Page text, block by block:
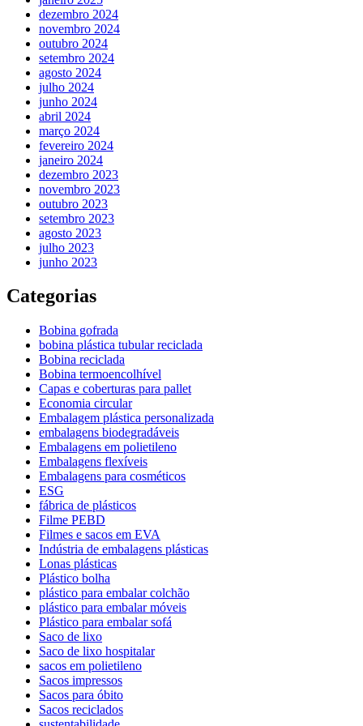
dezembro 2024
novembro 2024
outubro 2024
setembro 2024
agosto 2024
julho 2024
junho 2024
abril 2024
março 2024
fevereiro 2024
janeiro 2024
dezembro 2023
novembro 2023
outubro 2023
setembro 2023
agosto 2023
julho 2023
junho 2023
Categorias
Bobina gofrada
bobina plástica tubular reciclada
Bobina reciclada
Bobina termoencolhível
Capas e coberturas para pallet
Economia circular
Embalagem plástica personalizada
embalagens biodegradáveis
Embalagens em polietileno
Embalagens flexíveis
Embalagens para cosméticos
ESG
fábrica de plásticos
Filme PEBD
Filmes e sacos em EVA
Indústria de embalagens plásticas
Lonas plásticas
Plástico bolha
plástico para embalar colchão
plástico para embalar móveis
Plástico para embalar sofá
Saco de lixo
Saco de lixo hospitalar
sacos em polietileno
Sacos impressos
Sacos para óbito
Sacos reciclados